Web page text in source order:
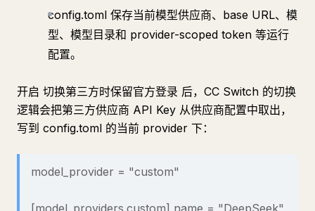
config.toml 保存当前模型供应商、base URL、模
型、模型目录和 provider-scoped token 等运行
配置。
开启 切换第三方时保留官方登录 后，CC Switch 的切换
逻辑会把第三方供应商 API Key 从供应商配置中取出，
写到 config.toml 的当前 provider 下：
model_provider = "custom"
[model_providers.custom] name = "DeepSeek"